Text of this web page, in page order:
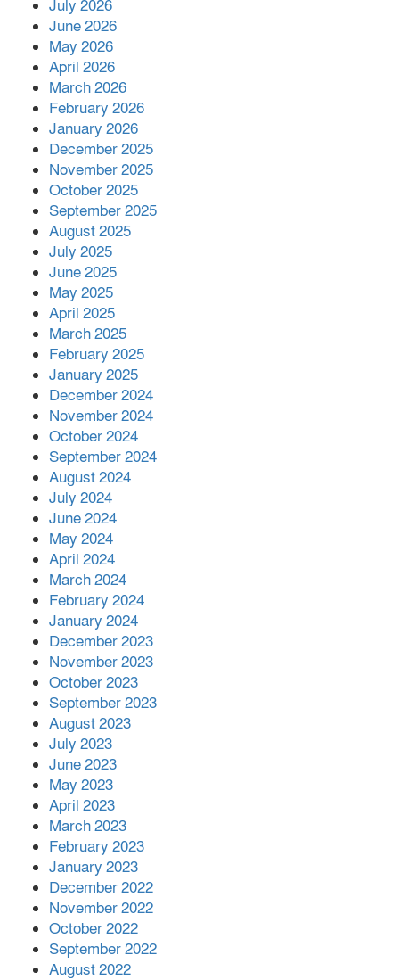
বোরহানউদ্দিনে জমি নিয়ে বিরোধের জেরে
সংঘবদ্ধ হামলার অভিযোগ,নারীসহ আ’হত ৫
July 2026
June 2026
May 2026
April 2026
March 2026
February 2026
January 2026
December 2025
November 2025
October 2025
September 2025
August 2025
July 2025
June 2025
May 2025
April 2025
March 2025
February 2025
January 2025
December 2024
November 2024
October 2024
September 2024
August 2024
July 2024
June 2024
May 2024
April 2024
March 2024
February 2024
January 2024
December 2023
November 2023
October 2023
September 2023
August 2023
July 2023
June 2023
May 2023
April 2023
March 2023
February 2023
January 2023
December 2022
November 2022
October 2022
September 2022
August 2022